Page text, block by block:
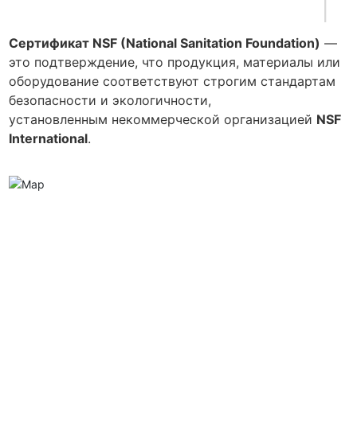
Сертификат NSF (National Sanitation Foundation) —
это подтверждение, что продукция, материалы или
оборудование соответствуют строгим стандартам
безопасности и экологичности,
установленным некоммерческой организацией NSF
International.